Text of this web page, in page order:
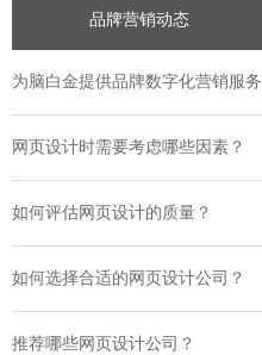
品牌营销动态
为脑白金提供品牌数字化营销服务
网页设计时需要考虑哪些因素？
如何评估网页设计的质量？
如何选择合适的网页设计公司？
推荐哪些网页设计公司？